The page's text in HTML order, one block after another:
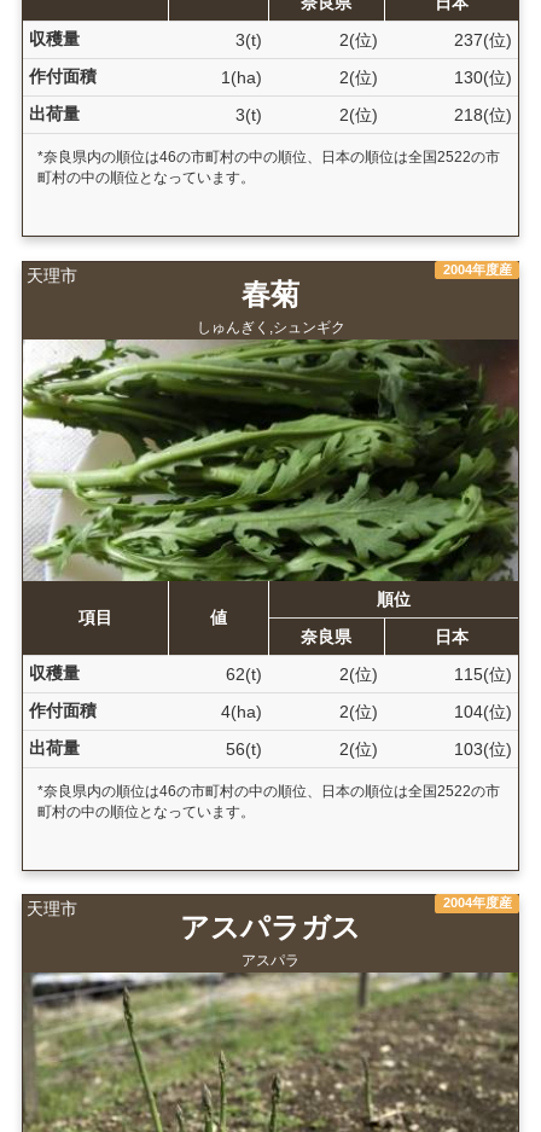
収穫量
3(t) 2(位)
237(位)
作付面積
1(ha) 2(位)
130(位)
出荷量
3(t) 2(位) 218(位)
*奈良県内の順位は46の市町村の中の順位、日本の順位は全国2522の市
町村の中の順位となっています。
天理市 2004年度産
春菊
しゅんぎく,シュンギク
項目 値
順位
奈良県
日本
収穫量
62(t) 2(位)
115(位)
作付面積
4(ha) 2(位)
104(位)
出荷量
56(t) 2(位) 103(位)
*奈良県内の順位は46の市町村の中の順位、日本の順位は全国2522の市
町村の中の順位となっています。
天理市 2004年度産
アスパラガス
アスパラ